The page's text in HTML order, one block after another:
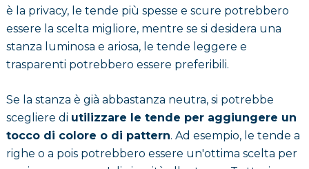
è la privacy, le tende più spesse e scure potrebbero
essere la scelta migliore, mentre se si desidera una
stanza luminosa e ariosa, le tende leggere e
trasparenti potrebbero essere preferibili.
Se la stanza è già abbastanza neutra, si potrebbe
scegliere di utilizzare le tende per aggiungere un
tocco di colore o di pattern. Ad esempio, le tende a
righe o a pois potrebbero essere un'ottima scelta per